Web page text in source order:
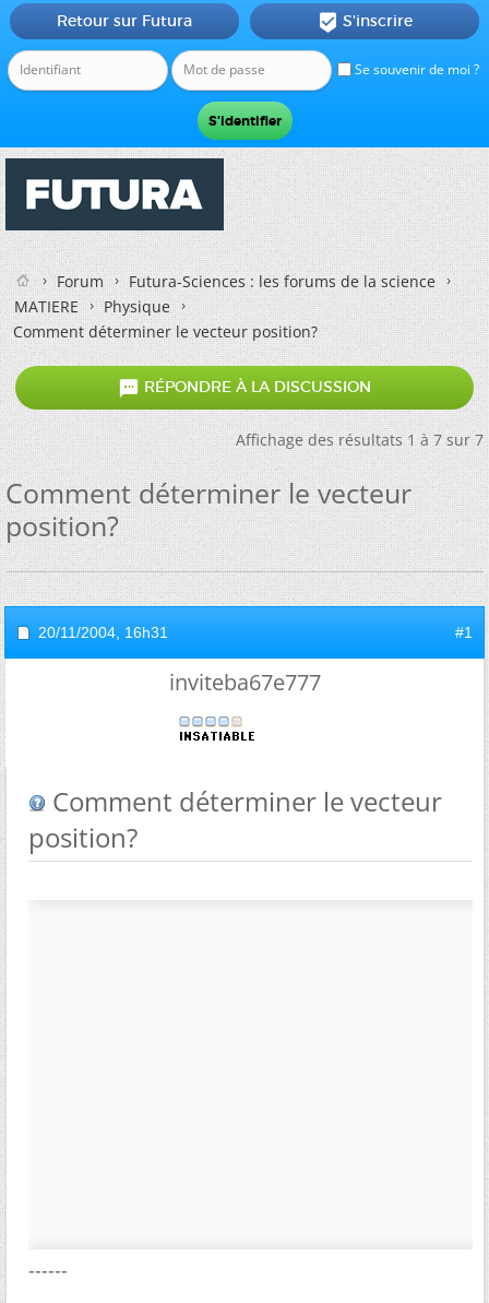
Se souvenir de moi ?
Retour sur Futura  S'inscrire
Forum
Futura-Sciences : les forums de la science
MATIERE
Physique
Comment déterminer le vecteur position?
 RÉPONDRE À LA DISCUSSION
Affichage des résultats 1 à 7 sur 7
Comment déterminer le vecteur
position?
20/11/2004, 16h31 #1
inviteba67e777
Comment déterminer le vecteur
position?
------